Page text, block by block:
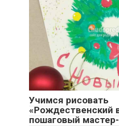
Учимся рисовать
«Рождественский
пошаговый